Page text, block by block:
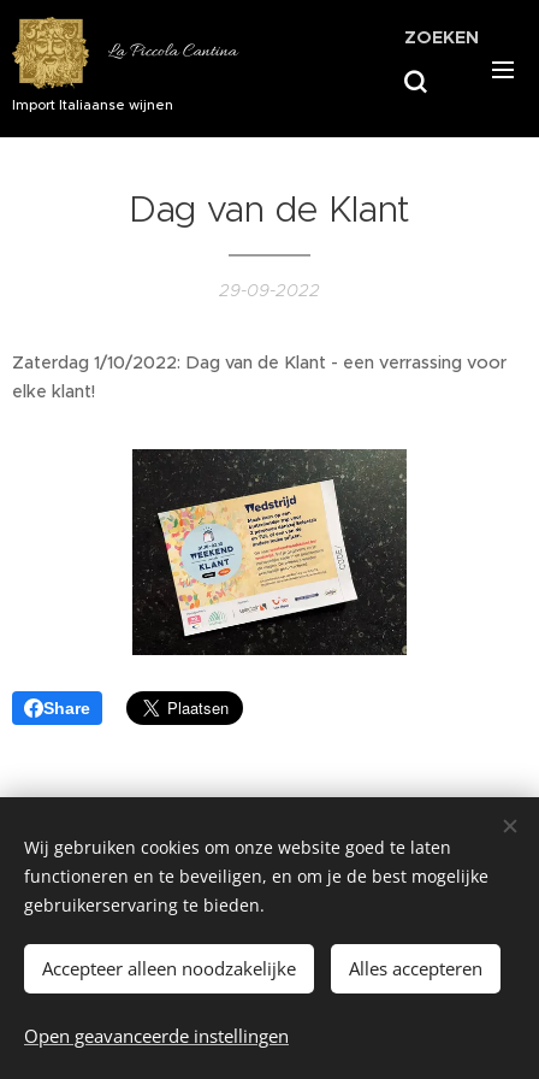
La Piccola Cantina
Import Italiaanse wijnen
ZOEKEN
Dag van de Klant
29-09-2022
Zaterdag 1/10/2022: Dag van de Klant - een verrassing voor
elke klant!
Share
© 2026 La Piccola Cantina
Website bydry.media
Wij gebruiken cookies om onze website goed te laten
functioneren en te beveiligen, en om je de best mogelijke
gebruikerservaring te bieden.
Accepteer alleen noodzakelijke Alles accepteren
Open geavanceerde instellingen